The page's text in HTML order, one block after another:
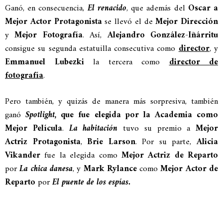
Ganó, en consecuencia, El renacido, que además del Oscar a
Mejor Actor Protagonistase llevó el deMejor Dirección
yMejor Fotografía. Así,Alejandro González-Iñárritu
consigue su segunda estatuilla consecutiva comodirector, y
Emmanuel Lubezkila tercera comodirector de
fotografía.
Pero también, y quizás de manera más sorpresiva, también
ganóSpotlight, que fue elegida por la Academia como
Mejor Película. La habitación tuvo su premio a Mejor
Actriz Protagonista,Brie Larson. Por su parte,Alicia
Vikander fue la elegida como Mejor Actriz de Reparto
porLa chica danesa, y Mark RylancecomoMejor Actor de
Reparto porEl puente de los espías.